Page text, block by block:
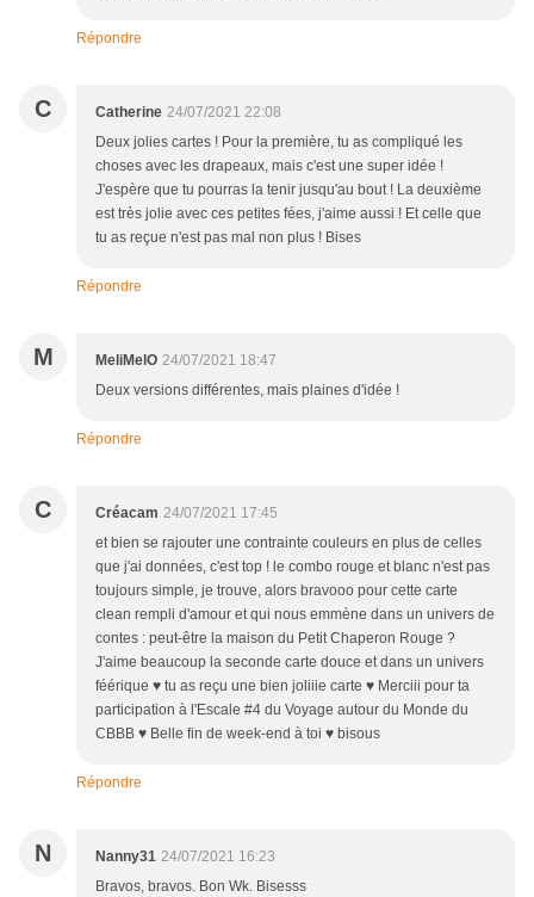
Répondre
C Catherine 24/07/2021 22:08
Deux jolies cartes ! Pour la première, tu as compliqué les
choses avec les drapeaux, mais c'est une super idée !
J'espère que tu pourras la tenir jusqu'au bout ! La deuxième
est très jolie avec ces petites fées, j'aime aussi ! Et celle que
tu as reçue n'est pas mal non plus ! Bises
Répondre
M MeliMelO 24/07/2021 18:47
Deux versions différentes, mais plaines d'idée !
Répondre
C Créacam 24/07/2021 17:45
et bien se rajouter une contrainte couleurs en plus de celles
que j'ai données, c'est top ! le combo rouge et blanc n'est pas
toujours simple, je trouve, alors bravooo pour cette carte
clean rempli d'amour et qui nous emmène dans un univers de
contes : peut-être la maison du Petit Chaperon Rouge ?
J'aime beaucoup la seconde carte douce et dans un univers
féérique ♥ tu as reçu une bien joliiie carte ♥ Merciii pour ta
participation à l'Escale #4 du Voyage autour du Monde du
CBBB ♥ Belle fin de week-end à toi ♥ bisous
Répondre
N Nanny31 24/07/2021 16:23
Bravos, bravos. Bon Wk. Bisesss